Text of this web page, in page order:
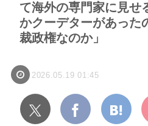
て海外の専門家に見
かクーデターがあった
裁政権なのか」
2026.05.19 01:45